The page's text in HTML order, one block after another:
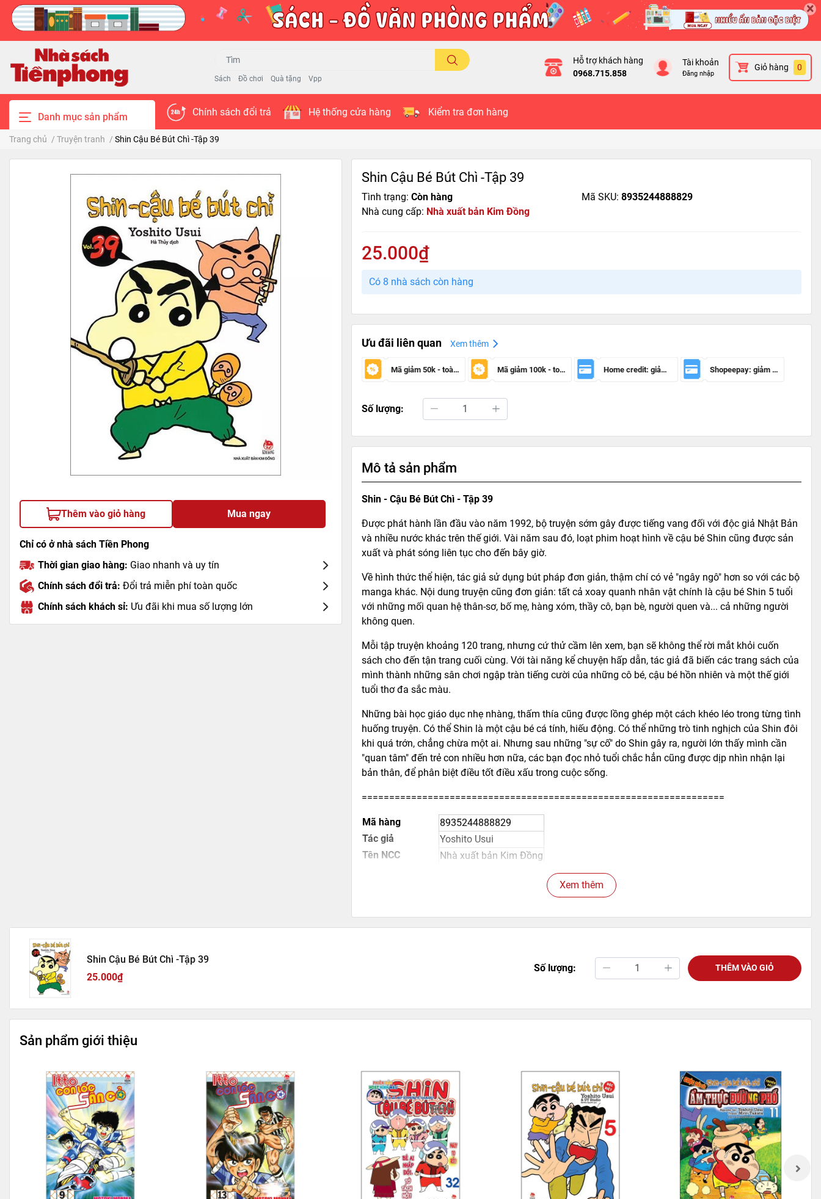
×
Sách Đồ chơi Quà tặng Vpp
Hỗ trợ khách hàng
0968.715.858
Tài khoản
Đăng nhập
Giỏ hàng 0
Danh mục sản phẩm Chính sách đổi trả Hệ thống cửa hàng Kiểm tra đơn hàng
Trang chủ / Truyện tranh / Shin Cậu Bé Bút Chì -Tập 39
Thêm vào giỏ hàng Mua ngay
Chỉ có ở nhà sách Tiền Phong
Thời gian giao hàng: Giao nhanh và uy tín
Chính sách đổi trả: Đổi trả miễn phí toàn quốc
Chính sách khách sỉ: Ưu đãi khi mua số lượng lớn
Shin Cậu Bé Bút Chì -Tập 39
Tình trạng: Còn hàng Mã SKU: 8935244888829
Nhà cung cấp: Nhà xuất bản Kim Đồng
25.000₫
Có 8 nhà sách còn hàng
Ưu đãi liên quan Xem thêm
Mã giảm 50k - toàn sàn Mã giảm 100k - toàn sàn Home credit: giảm 50.000đ cho đơn hàng từ 150.000đ Shopeepay: giảm 20k cho đh từ 30k
Số lượng:
Mô tả sản phẩm
Shin - Cậu Bé Bút Chì - Tập 39
Được phát hành lần đầu vào năm 1992, bộ truyện sớm gây được tiếng vang đối với độc giả Nhật Bản
và nhiều nước khác trên thế giới. Vài năm sau đó, loạt phim hoạt hình về cậu bé Shin cũng được sản
xuất và phát sóng liên tục cho đến bây giờ.
Về hình thức thể hiện, tác giả sử dụng bút pháp đơn giản, thậm chí có vẻ "ngây ngô" hơn so với các bộ
manga khác. Nội dung truyện cũng đơn giản: tất cả xoay quanh nhân vật chính là cậu bé Shin 5 tuổi
với những mối quan hệ thân-sơ, bố mẹ, hàng xóm, thầy cô, bạn bè, người quen và... cả những người
không quen.
Mỗi tập truyện khoảng 120 trang, nhưng cứ thử cầm lên xem, bạn sẽ không thể rời mắt khỏi cuốn
sách cho đến tận trang cuối cùng. Với tài năng kể chuyện hấp dẫn, tác giả đã biến các trang sách của
mình thành những sân chơi ngập tràn tiếng cười của những cô bé, cậu bé hồn nhiên và một thế giới
tuổi thơ đa sắc màu.
Những bài học giáo dục nhẹ nhàng, thấm thía cũng được lồng ghép một cách khéo léo trong từng tình
huống truyện. Có thể Shin là một cậu bé cá tính, hiếu động. Có thể những trò tinh nghịch của Shin đôi
khi quá trớn, chẳng chừa một ai. Nhưng sau những "sự cố" do Shin gây ra, người lớn thấy mình cần
"quan tâm" đến trẻ con nhiều hơn nữa, các bạn đọc nhỏ tuổi chắc hẳn cũng được dịp nhìn nhận lại
bản thân, để phân biệt điều tốt điều xấu trong cuộc sống.
==================================================================
Mã hàng
8935244888829
Tác giả
Yoshito Usui
Tên NCC
Nhà xuất bản Kim Đồng
Số trang
Xem thêm
Shin Cậu Bé Bút Chì -Tập 39
25.000₫
Số lượng: THÊM VÀO GIỎ
Sản phẩm giới thiệu